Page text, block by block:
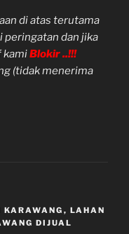
di atas terutama
peringatan dan jika
kamiBlokir ..!!!
(tidak menerima
, LAHAN
DIJUAL